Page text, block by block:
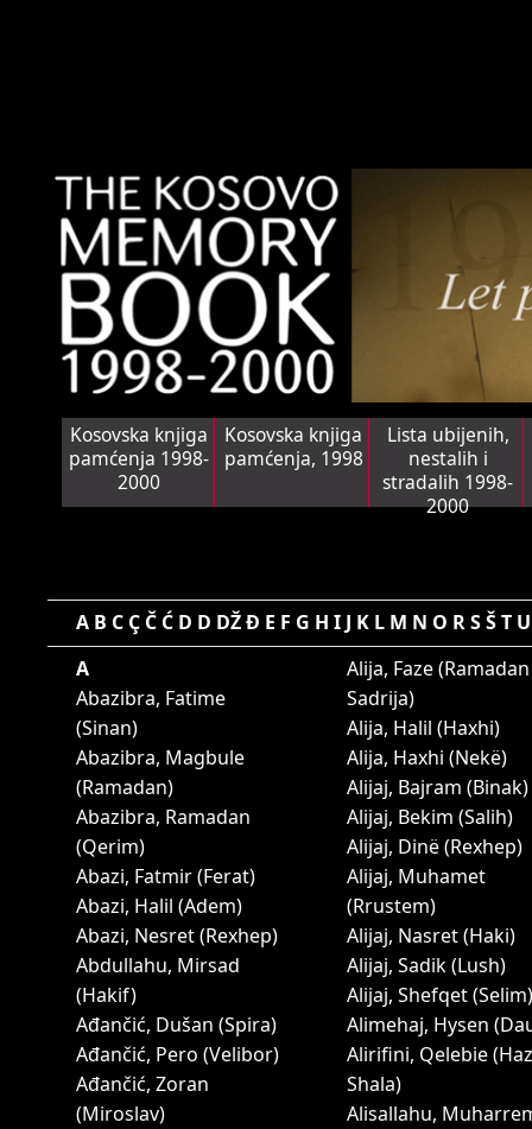
Kosovska knjiga
pamćenja 1998-
2000
Kosovska knjiga
pamćenja, 1998
Lista ubijenih,
nestalih i
stradalih 1998-
2000
A B C Ç Č Ć D D DŽĐ E F G H I J K L M N O RSŠT U
A
Abazibra, Fatime
(Sinan)
Abazibra, Magbule
(Ramadan)
Abazibra, Ramadan
(Qerim)
Abazi, Fatmir (Ferat)
Abazi, Halil (Adem)
Abazi, Nesret (Rexhep)
Abdullahu, Mirsad
(Hakif)
Ađančić, Dušan (Spira)
Ađančić, Pero (Velibor)
Ađančić, Zoran
(Miroslav)
Alija, Faze (Ramadan
Sadrija)
Alija, Halil (Haxhi)
Alija, Haxhi (Nekë)
Alijaj, Bajram (Binak)
Alijaj, Bekim (Salih)
Alijaj, Dinë (Rexhep)
Alijaj, Muhamet
(Rrustem)
Alijaj, Nasret (Haki)
Alijaj, Sadik (Lush)
Alijaj, Shefqet (Selim)
Alimehaj, Hysen
Alirifini, Qelebie
Shala)
Alisallahu,